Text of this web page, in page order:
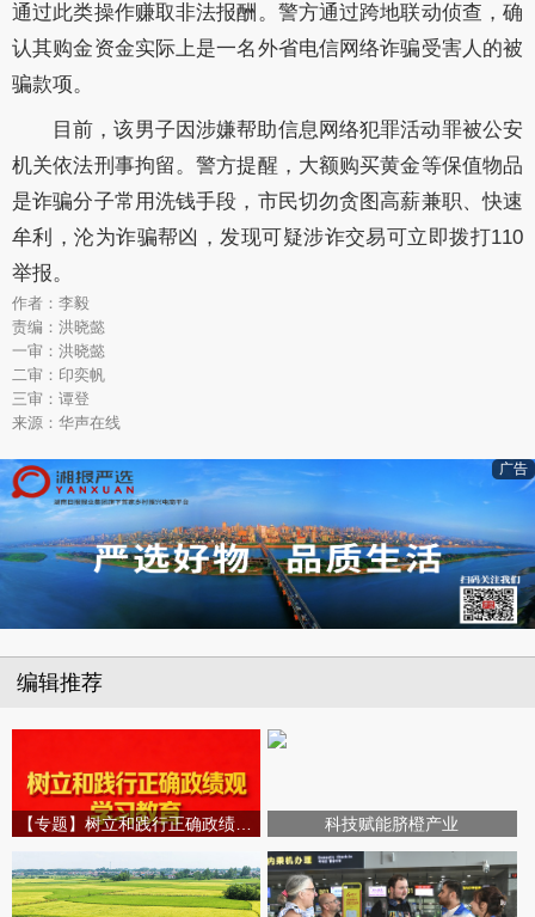
通过此类操作赚取非法报酬。警方通过跨地联动侦查，确
认其购金资金实际上是一名外省电信网络诈骗受害人的被
骗款项。
目前，该男子因涉嫌帮助信息网络犯罪活动罪被公安
机关依法刑事拘留。警方提醒，大额购买黄金等保值物品
是诈骗分子常用洗钱手段，市民切勿贪图高薪兼职、快速
牟利，沦为诈骗帮凶，发现可疑涉诈交易可立即拨打110
举报。
作者：李毅
责编：洪晓懿
一审：洪晓懿
二审：印奕帆
三审：谭登
来源：华声在线
广告
编辑推荐
科技赋能脐橙产业